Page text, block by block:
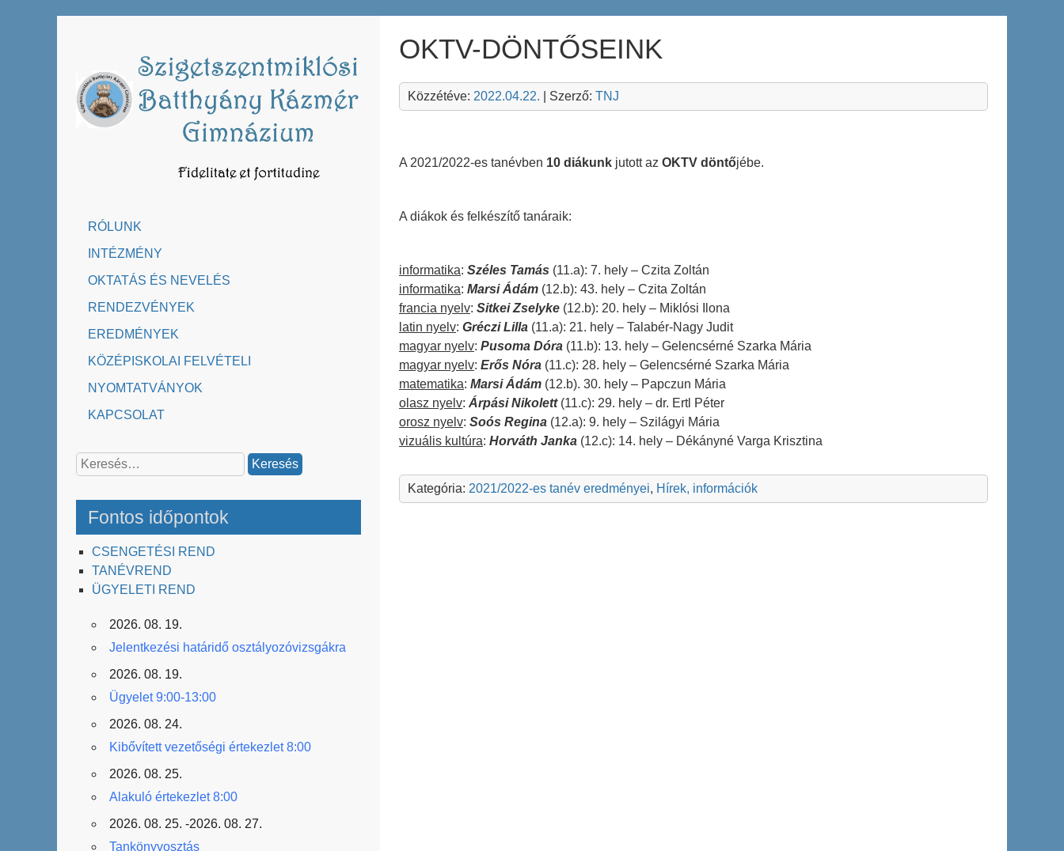
RÓLUNK
INTÉZMÉNY
OKTATÁS ÉS NEVELÉS
RENDEZVÉNYEK
EREDMÉNYEK
KÖZÉPISKOLAI FELVÉTELI
NYOMTATVÁNYOK
KAPCSOLAT
Keresés:
Fontos időpontok
CSENGETÉSI REND
TANÉVREND
ÜGYELETI REND
2026. 08. 19.
Jelentkezési határidő osztályozóvizsgákra
2026. 08. 19.
Ügyelet 9:00-13:00
2026. 08. 24.
Kibővített vezetőségi értekezlet 8:00
2026. 08. 25.
Alakuló értekezlet 8:00
2026. 08. 25. -2026. 08. 27.
Tankönyvosztás
OKTV-DÖNTŐSEINK
Közzétéve: 2022.04.22. | Szerző: TNJ
A 2021/2022-es tanévben 10 diákunk jutott az OKTV döntőjébe.
A diákok és felkészítő tanáraik:
informatika: Széles Tamás (11.a): 7. hely – Czita Zoltán
informatika: Marsi Ádám (12.b): 43. hely – Czita Zoltán
francia nyelv: Sitkei Zselyke (12.b): 20. hely – Miklósi Ilona
latin nyelv: Gréczi Lilla (11.a): 21. hely – Talabér-Nagy Judit
magyar nyelv: Pusoma Dóra (11.b): 13. hely – Gelencsérné Szarka Mária
magyar nyelv: Erős Nóra (11.c): 28. hely – Gelencsérné Szarka Mária
matematika: Marsi Ádám (12.b). 30. hely – Papczun Mária
olasz nyelv: Árpási Nikolett(11.c): 29. hely – dr. Ertl Péter
orosz nyelv: Soós Regina (12.a): 9. hely – Szilágyi Mária
vizuális kultúra: Horváth Janka (12.c): 14. hely – Dékányné Varga Krisztina
Kategória: 2021/2022-es tanév eredményei, Hírek, információk